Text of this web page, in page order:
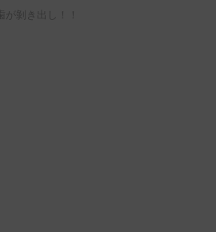
歯が剝き出し！！